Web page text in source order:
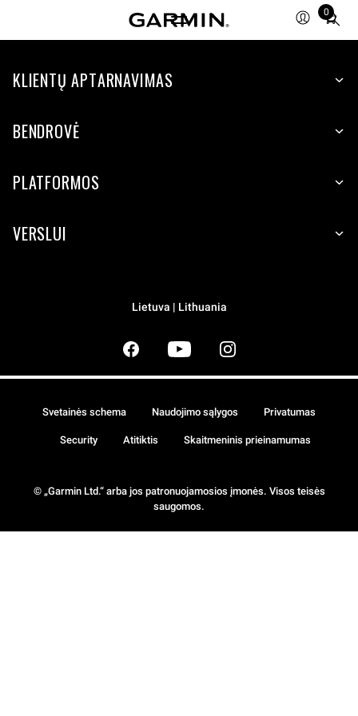
0
Total
items
cart:
KLIENTŲ APTARNAVIMAS
BENDROVĖ
PLATFORMOS
VERSLUI
Lietuva | Lithuania
© „Garmin Ltd.“ arba jos patronuojamosios įmonės. Visos teisės
saugomos.
Svetainės schema Naudojimo sąlygos Privatumas
Security Atitiktis Skaitmeninis prieinamumas